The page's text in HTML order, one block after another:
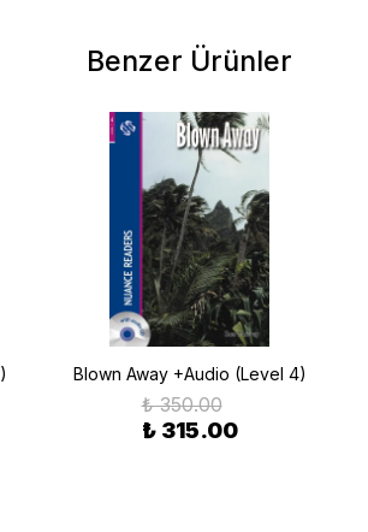
Benzer Ürünler
Blown Away +Audio (Level 4)
₺ 350.00
₺ 315.00